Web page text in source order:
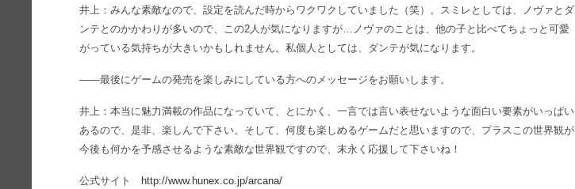
井上：みんな素敵なので、設定を読んだ時からワクワクしていました（笑）。スミレとしては、ノヴァとダ
ンテとのかかわりが多いので、この2人が気になりますが…ノヴァのことは、他の子と比べてちょっと可愛
がっている気持ちが大きいかもしれません。私個人としては、ダンテが気になります。
――最後にゲームの発売を楽しみにしている方へのメッセージをお願いします。
井上：本当に魅力満載の作品になっていて、とにかく、一言では言い表せないような面白い要素がいっぱい
あるので、是非、楽しんで下さい。そして、何度も楽しめるゲームだと思いますので、プラスこの世界観が
今後も何かを予感させるような素敵な世界観ですので、末永く応援して下さいね！
公式サイト http://www.hunex.co.jp/arcana/